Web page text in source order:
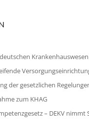
Krankenhauswesen
der gesetzlichen
zum KHAG
– DEKV nimmt